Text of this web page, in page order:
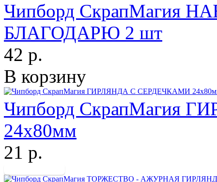
Чипборд СкрапМагия
БЛАГОДАРЮ 2 шт
42 р.
В корзину
Чипборд СкрапМагия
24х80мм
21 р.